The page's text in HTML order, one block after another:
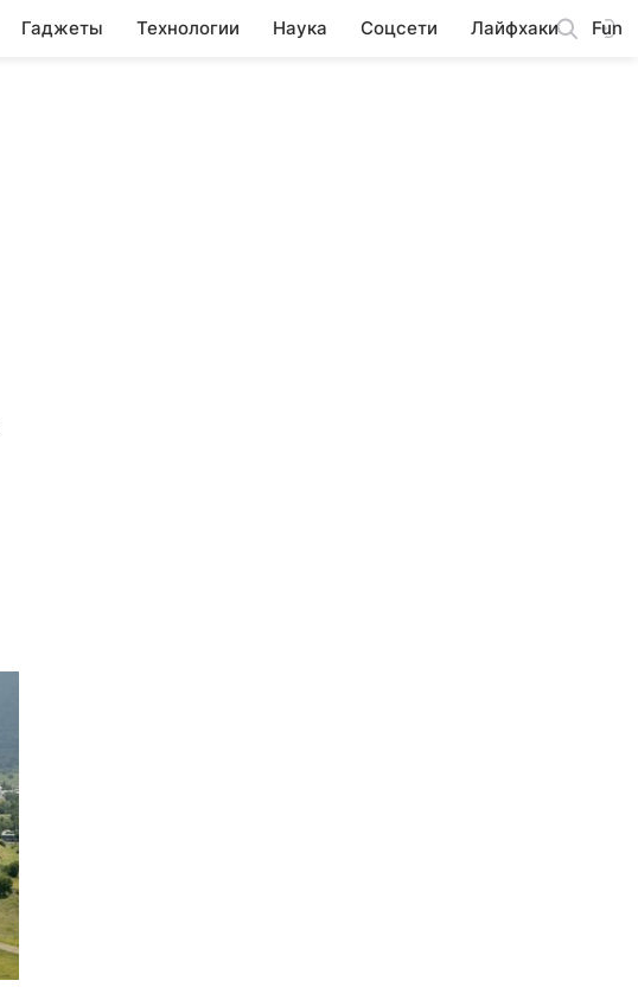
Гаджеты Технологии Наука Соцсети Лайфхаки Fun